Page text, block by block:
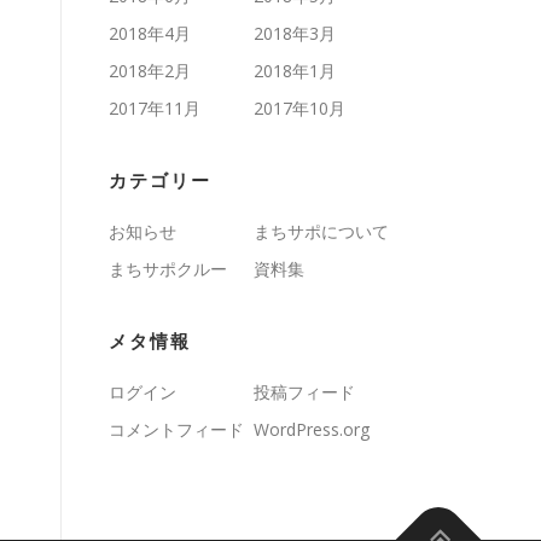
2018年4月
2018年3月
2018年2月
2018年1月
2017年11月
2017年10月
カテゴリー
お知らせ
まちサポについて
まちサポクルー
資料集
メタ情報
ログイン
投稿フィード
コメントフィード WordPress.org